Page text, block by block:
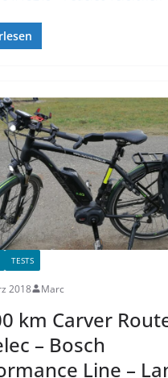
TESTS
2018 Marc
km Carver
– Bosch
Line –